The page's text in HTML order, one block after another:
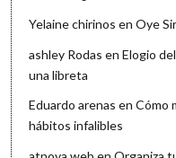
Yelaine chirinos enOye
ashley Rodas enElogio
una libreta
Eduardo arenas enCómo
hábitos infalibles